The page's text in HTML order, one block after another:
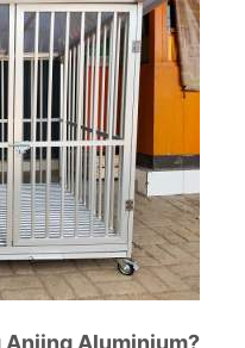
Anjing Aluminium?